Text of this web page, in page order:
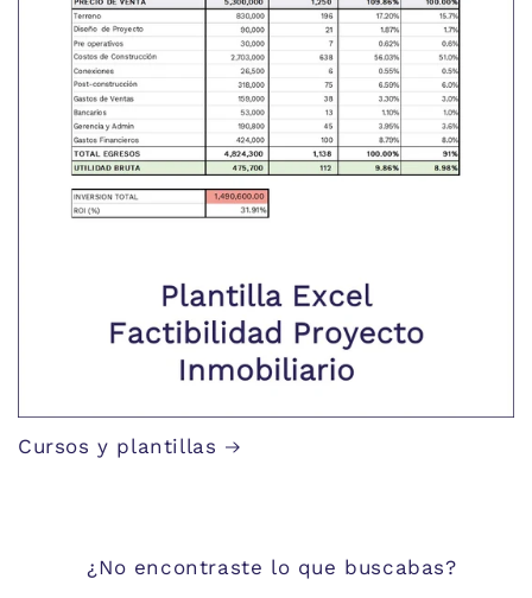
Cursos y plantillas
¿No encontraste lo que buscabas?